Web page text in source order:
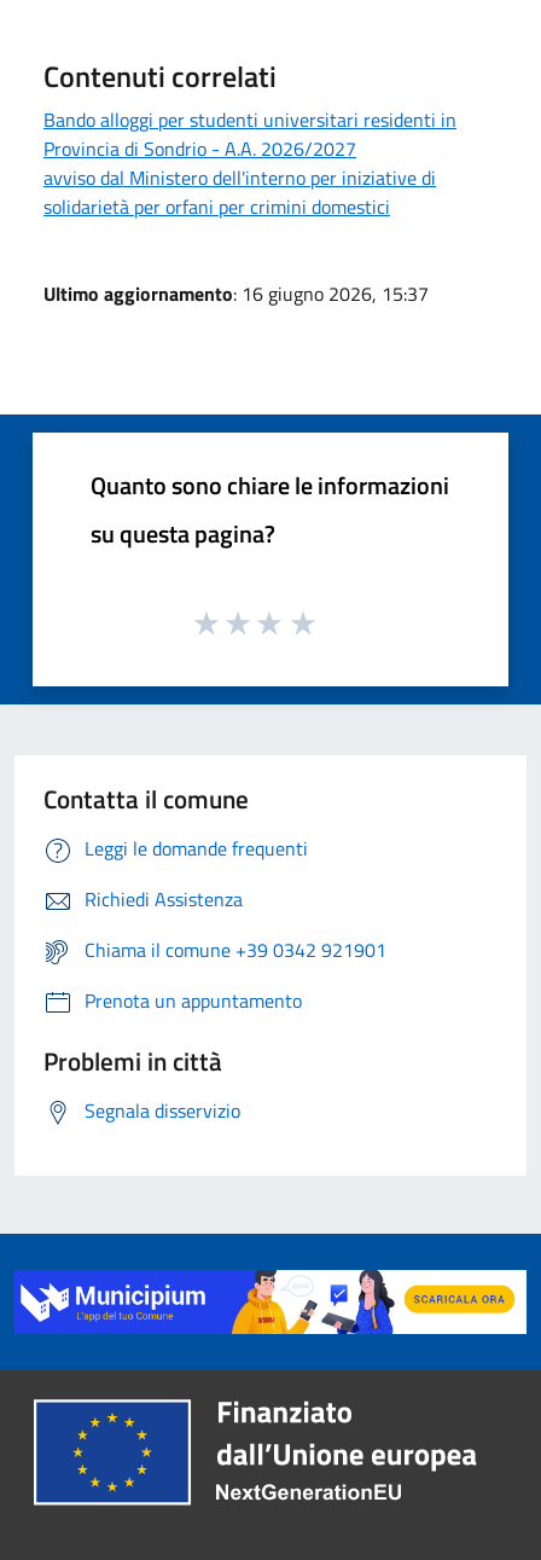
Contenuti correlati
Bando alloggi per studenti universitari residenti in
Provincia di Sondrio - A.A. 2026/2027
avviso dal Ministero dell'interno per iniziative di
solidarietà per orfani per crimini domestici
Ultimo aggiornamento: 16 giugno 2026, 15:37
Quanto sono chiare le informazioni
su questa pagina?
Contatta il comune
Leggi le domande frequenti
Richiedi Assistenza
Chiama il comune +39 0342 921901
Prenota un appuntamento
Problemi in città
Segnala disservizio